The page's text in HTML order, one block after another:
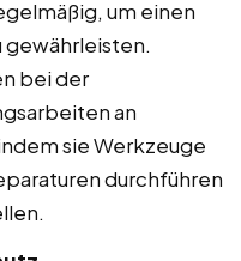
um einen
gewährleisten.
bei der
an
sie Werkzeuge
durchführen